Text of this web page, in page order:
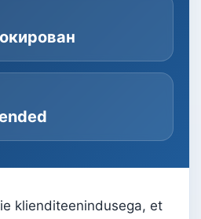
klienditeenindusega, et